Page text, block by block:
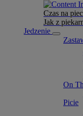
Czas na
Jak z
Jedzenie
On
Picie